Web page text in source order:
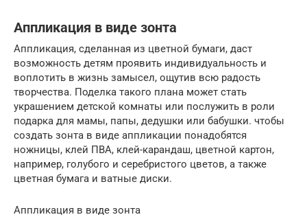
Аппликация в виде зонта
Аппликация, сделанная из цветной бумаги, даст
возможность детям проявить индивидуальность и
воплотить в жизнь замысел, ощутив всю радость
творчества. Поделка такого плана может стать
украшением детской комнаты или послужить в роли
подарка для мамы, папы, дедушки или бабушки. чтобы
создать зонта в виде аппликации понадобятся
ножницы, клей ПВА, клей-карандаш, цветной картон,
например, голубого и серебристого цветов, а также
цветная бумага и ватные диски.
Аппликация в виде зонта